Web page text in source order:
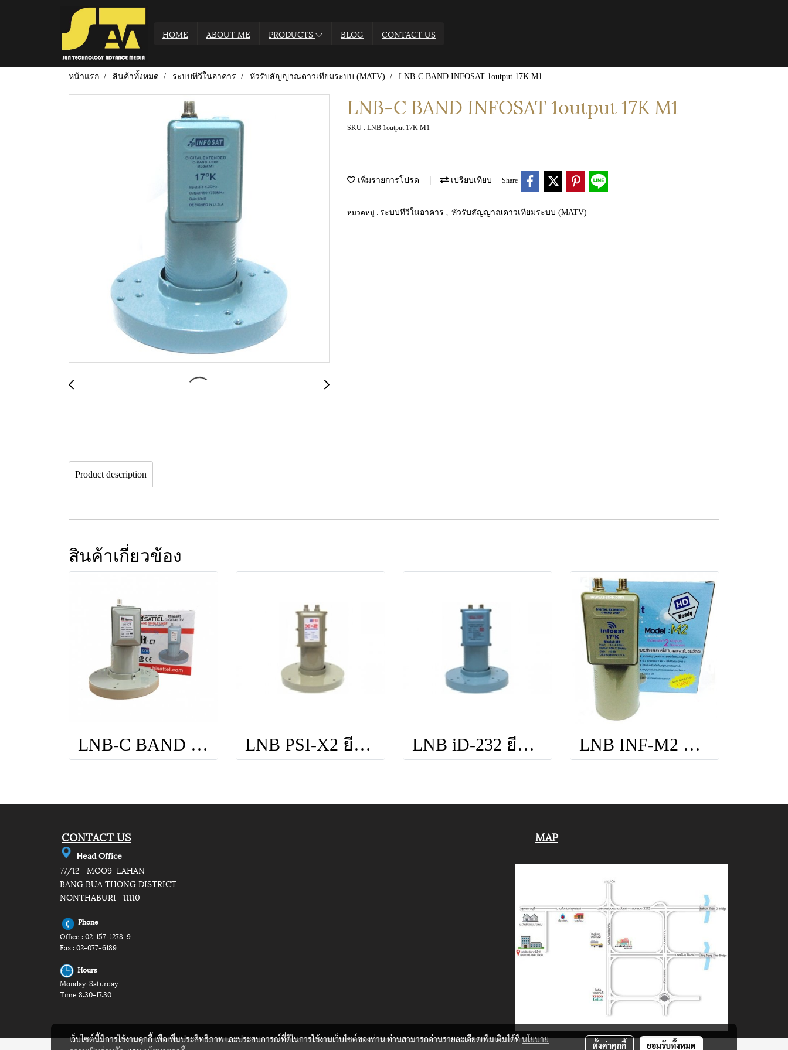
HOME ABOUT ME PRODUCTS BLOG CONTACT US
หน้าแรก สินค้าทั้งหมด ระบบทีวีในอาคาร หัวรับสัญญาณดาวเทียมระบบ (MATV) LNB-C BAND INFOSAT 1output 17K M1
LNB-C BAND INFOSAT 1output 17K M1
SKU : LNB 1output 17K M1
เพิ่มรายการโปรด เปรียบเทียบ Share
หมวดหมู่ : ระบบทีวีในอาคาร หัวรับสัญญาณดาวเทียมระบบ (MATV)
Product description
สินค้าเกี่ยวข้อง
LNB-C BAND HISATTEL C1 LNB PSI-X2 ยี่ห้อ PSI LNB iD-232 ยี่ห้อ Ideasat LNB INF-M2 ยี่ห้อ Infosat
CONTACT US MAP
Head Office
77/12 MOO9 LAHAN
BANG BUA THONG DISTRICT
NONTHABURI 11110
Phone
Office : 02-157-1278-9
Fax : 02-077-6189
Hours
Monday-Saturday
Time 8.30-17.30
เว็บไซต์นี้มีการใช้งานคุกกี้ เพื่อเพิ่มประสิทธิภาพและประสบการณ์ที่ดีในการใช้งานเว็บไซต์ของท่าน ท่านสามารถอ่านรายละเอียดเพิ่มเติมได้ที่นโยบาย
ตั้งค่าคุกกี้ ยอมรับทั้งหมด